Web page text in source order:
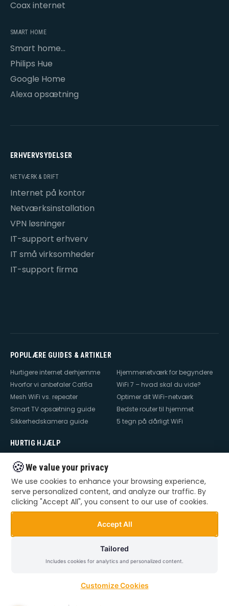
Coax internet
SMART HOME
Smart home
opsætning
Philips Hue
Google Home
Alexa opsætning
ERHVERVSYDELSER
NETVÆRK & DRIFT
Internet på kontor
Netværksinstallation
VPN løsninger
IT-support erhverv
IT små virksomheder
IT-support firma
POPULÆRE GUIDES & ARTIKLER
Hurtigere internet derhjemme
Hjemmenetværk for begyndere
Hvorfor vi anbefaler Cat6a
WiFi 7 – hvad skal du vide?
Mesh WiFi vs. repeater
Optimer dit WiFi-netværk
Smart TV opsætning guide
Bedste router til hjemmet
Sikkerhedskamera guide
5 tegn på dårligt WiFi
HURTIG HJÆLP
Hjælp til internet
Hjælp til TV
Hjælp til router
WiFi falder ud
TV der ikke virker
Dårlig WiFi
Mesh WiFi opsætning
Videoovervågning – privat &
Privatlivspolitik Handelsbetingelser
🍪We value your privacy
We use cookies to enhance your browsing experience,
serve personalized content, and analyze our traffic. By
clicking "Accept All", you consent to our use of cookies.
Accept All
Tailored
Includes cookies for analytics and personalized content.
Customize Cookies